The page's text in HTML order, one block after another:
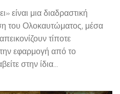
είναι μια διαδραστική
του Ολοκαυτώματος, μέσα
τίποτε
εφαρμογή από το
στην ίδια...